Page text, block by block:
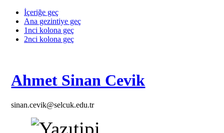
İçeriğe geç
Ana gezintiye geç
1nci kolona geç
2nci kolona geç
Ahmet Sinan Cevik
sinan.cevik@selcuk.edu.tr